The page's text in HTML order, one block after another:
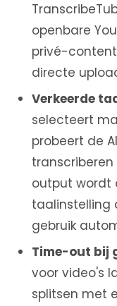
openbare
privé-
directe
Verkeerde
selecteert
probeert de
output wordt
taalinstelling
gebruik
Time-out bij
voor video's
splitsen met